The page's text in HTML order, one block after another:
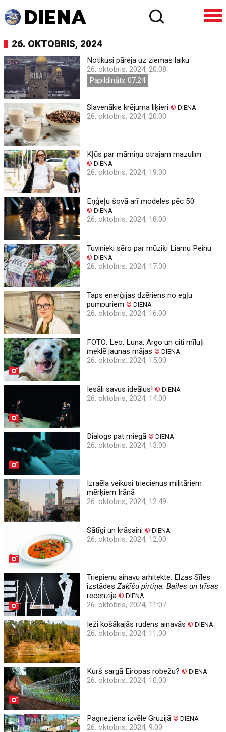
26. OKTOBRIS, 2024
Notikusi pāreja uz ziemas laiku
26. oktobris, 2024, 20:08
Papildināts 07:24
Slavenākie krējuma liķieri© DIENA
26. oktobris, 2024, 20:00
Kļūs par māmiņu otrajam mazulim
© DIENA
26. oktobris, 2024, 19:00
Eņģeļu šovā arī modeles pēc 50
© DIENA
26. oktobris, 2024, 18:00
Tuvinieki sēro par mūziķi Liamu Peinu
© DIENA
26. oktobris, 2024, 17:00
Taps enerģijas dzēriens no egļu
pumpuriem© DIENA
26. oktobris, 2024, 16:00
FOTO: Leo, Luna, Argo un citi mīluļi
meklē jaunas mājas© DIENA
26. oktobris, 2024, 15:00
Iesāli savus ideālus!© DIENA
26. oktobris, 2024, 14:00
Dialogs pat miegā© DIENA
26. oktobris, 2024, 13:00
Izraēla veikusi triecienus militāriem
mērķiem Irānā
26. oktobris, 2024, 12:49
Sātīgi un krāsaini© DIENA
26. oktobris, 2024, 12:00
Triepienu ainavu arhitekte. Elzas Sīles
izstādesZaķīšu pirtiņa. Bailes un trīsas
recenzija© DIENA
26. oktobris, 2024, 11:07
Ieži košākajās rudens ainavās© DIENA
26. oktobris, 2024, 11:00
Kurš sargā Eiropas robežu?© DIENA
26. oktobris, 2024, 10:00
Pagrieziena izvēle Gruzijā© DIENA
26. oktobris, 2024, 9:00